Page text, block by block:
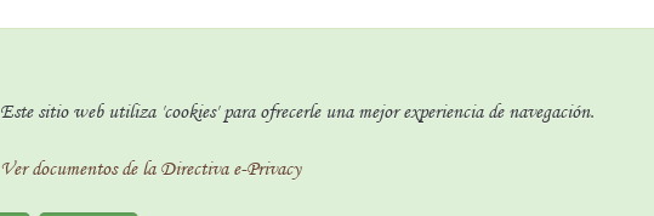
Este sitio web utiliza 'cookies' para ofrecerle una mejor experiencia de navegación.
Ver documentos de la Directiva e-Privacy